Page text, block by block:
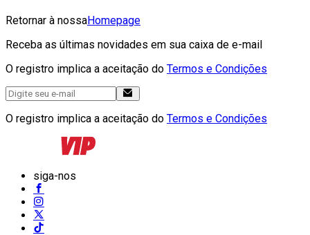
Retornar à nossaHomepage
Receba as últimas novidades em sua caixa de e-mail
O registro implica a aceitação do Termos e Condições
O registro implica a aceitação do Termos e Condições
siga-nos